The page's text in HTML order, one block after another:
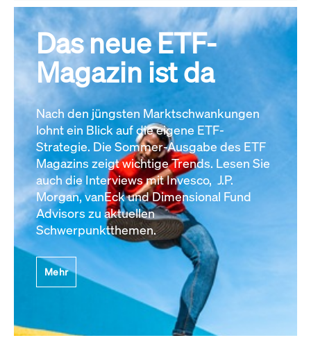
Das neue ETF-
Magazin ist da
Nach den jüngsten Marktschwankungen
lohnt ein Blick auf die eigene ETF-
Strategie. Die Sommer-Ausgabe des ETF
Magazins zeigt wichtige Trends. Lesen Sie
auch die Interviews mit Invesco, J.P.
Morgan, vanEck und Dimensional Fund
Advisors zu aktuellen
Schwerpunktthemen.
Mehr